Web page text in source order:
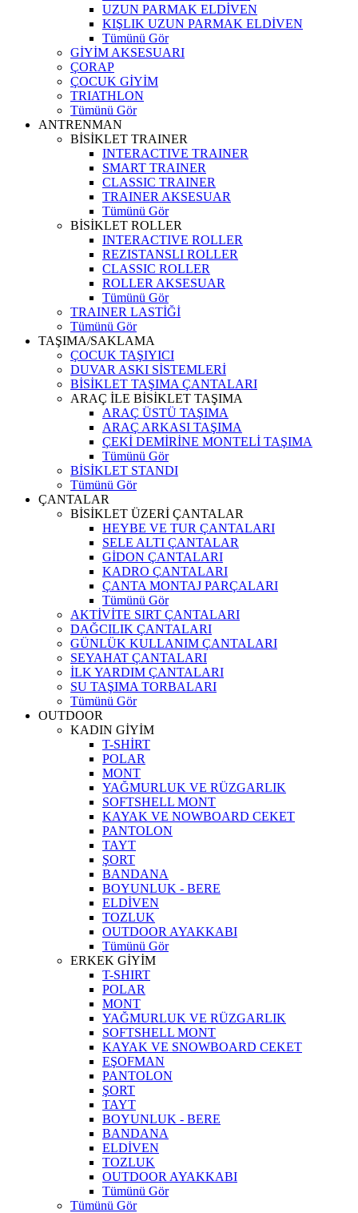
UZUN PARMAK ELDİVEN
KIŞLIK UZUN PARMAK ELDİVEN
Tümünü Gör
GİYİM AKSESUARI
ÇORAP
ÇOCUK GİYİM
TRIATHLON
Tümünü Gör
ANTRENMAN
BİSİKLET TRAINER
INTERACTIVE TRAINER
SMART TRAINER
CLASSIC TRAINER
TRAINER AKSESUAR
Tümünü Gör
BİSİKLET ROLLER
INTERACTIVE ROLLER
REZISTANSLI ROLLER
CLASSIC ROLLER
ROLLER AKSESUAR
Tümünü Gör
TRAINER LASTİĞİ
Tümünü Gör
TAŞIMA/SAKLAMA
ÇOCUK TAŞIYICI
DUVAR ASKI SİSTEMLERİ
BİSİKLET TAŞIMA ÇANTALARI
ARAÇ İLE BİSİKLET TAŞIMA
ARAÇ ÜSTÜ TAŞIMA
ARAÇ ARKASI TAŞIMA
ÇEKİ DEMİRİNE MONTELİ TAŞIMA
Tümünü Gör
BİSİKLET STANDI
Tümünü Gör
ÇANTALAR
BİSİKLET ÜZERİ ÇANTALAR
HEYBE VE TUR ÇANTALARI
SELE ALTI ÇANTALAR
GİDON ÇANTALARI
KADRO ÇANTALARI
ÇANTA MONTAJ PARÇALARI
Tümünü Gör
AKTİVİTE SIRT ÇANTALARI
DAĞCILIK ÇANTALARI
GÜNLÜK KULLANIM ÇANTALARI
SEYAHAT ÇANTALARI
İLK YARDIM ÇANTALARI
SU TAŞIMA TORBALARI
Tümünü Gör
OUTDOOR
KADIN GİYİM
T-SHİRT
POLAR
MONT
YAĞMURLUK VE RÜZGARLIK
SOFTSHELL MONT
KAYAK VE NOWBOARD CEKET
PANTOLON
TAYT
ŞORT
BANDANA
BOYUNLUK - BERE
ELDİVEN
TOZLUK
OUTDOOR AYAKKABI
Tümünü Gör
ERKEK GİYİM
T-SHIRT
POLAR
MONT
YAĞMURLUK VE RÜZGARLIK
SOFTSHELL MONT
KAYAK VE SNOWBOARD CEKET
EŞOFMAN
PANTOLON
ŞORT
TAYT
BOYUNLUK - BERE
BANDANA
ELDİVEN
TOZLUK
OUTDOOR AYAKKABI
Tümünü Gör
Tümünü Gör